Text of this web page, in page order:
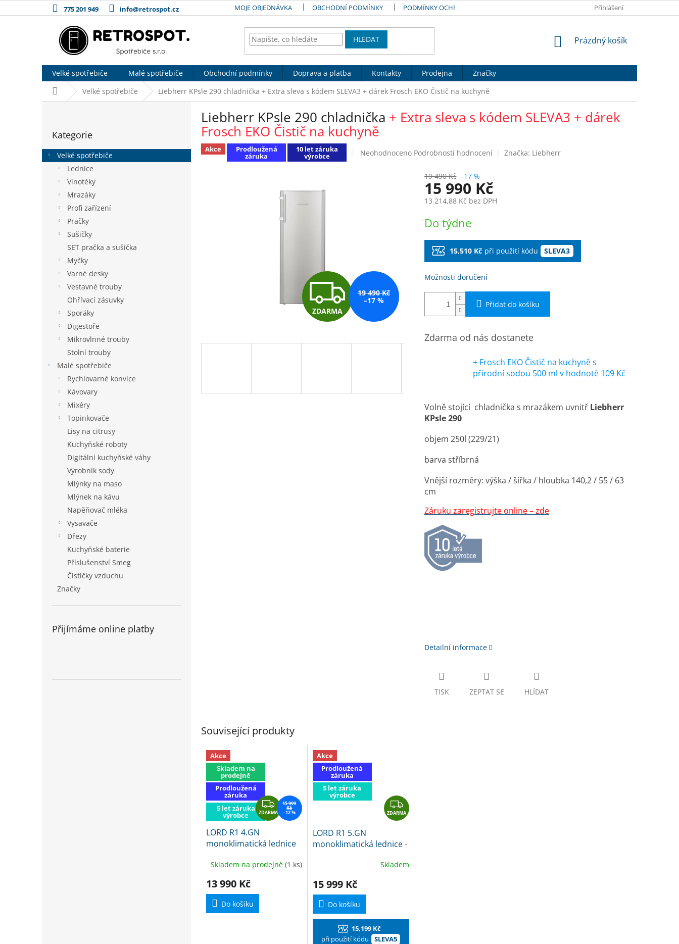
na
775 201 949 info@retrospot.cz MOJE OBJEDNÁVKA OBCHODNÍ PODMÍNKY PODMÍNKY OCHRANY OSOBNÍCH ÚDAJŮ DOPRAVA A PLATBAPřihlášení
HLEDAT
NÁKUPNÍ
Prázdný košík
Velké spotřebiče Malé spotřebiče Obchodní podmínky Doprava a platba Kontakty Prodejna
Značky
Domů Velké spotřebiče Liebherr KPsle 290 chladnička + Extra sleva s kódem SLEVA3 + dárek Frosch EKO Čistič na kuchyně
r
a
kategorie
Kategorie
Velké spotřebiče
Lednice
Vinotéky
Mrazáky
Profi zařízení
Pračky
Sušičky
SET pračka a sušička
Myčky
Varné desky
Vestavné trouby
Ohřívací zásuvky
Sporáky
Digestoře
Mikrovlnné trouby
Stolní trouby
Malé spotřebiče
Rychlovarné konvice
Kávovary
Mixéry
Topinkovače
Lisy na citrusy
Kuchyňské roboty
Digitální kuchyňské váhy
Výrobník sody
Mlýnky na maso
Mlýnek na kávu
Napěňovač mléka
Vysavače
Dřezy
Kuchyňské baterie
Příslušenství Smeg
Čističky vzduchu
Značky
Přijímáme online platby
Liebherr KPsle 290 chladnička + Extra sleva s kódem SLEVA3 + dárek
Frosch EKO Čistič na kuchyně
Akce Prodloužená
záruka
10 let záruka
výrobce
Průměrné
Neohodnoceno Podrobnosti hodnocení Značka: Liebherr
Z
D
R
ZDARMA
19 490 Kč
–17 %
19 490 Kč –17 %
15 990 Kč
13 214,88 Kč bez DPH
cena:
Do týdne
15,510 Kč při použití kódu SLEVA3
Možnosti doručení
Přidat do košíku
Zdarma od nás dostanete
+ Frosch EKO Čistič na kuchyně s
přírodní sodou 500 ml v hodnotě 109 Kč
Volně stojící chladnička s mrazákem uvnitř Liebherr
KPsle 290
objem 250l (229/21)
barva stříbrná
Vnější rozměry: výška / šířka / hloubka 140,2 / 55 / 63
cm
Záruku zaregistrujte online – zde
Detailní informace
TISK ZEPTAT SE HLÍDAT
Související produkty
Akce
Skladem na
prodejně
Prodloužená
záruka
5 let záruka
výrobce
Z
D
R
A
ZDARMA
15 999
Kč
–12 %
LORD R1 4.GN
monoklimatická lednice
Skladem na prodejně (1 ks)
13 990 Kč
Do košíku
Akce
Prodloužená
záruka
5 let záruka
výrobce
Z
D
R
A
ZDARMA
LORD R1 5.GN
monoklimatická lednice-
Skladem
15 999 Kč
Do košíku
15,199 Kč
při použití kódu
SLEVA5